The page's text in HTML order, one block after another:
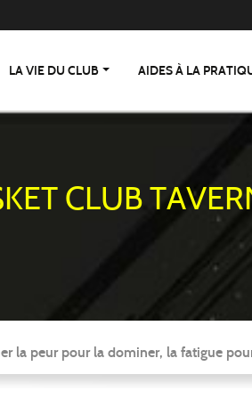
LA VIE DU CLUB AIDES À LA
CLUB
la peur pour la dominer, la fatigue